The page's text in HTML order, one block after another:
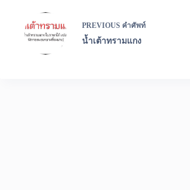
PREVIOUS คำศัพท์
น้ำเต้าทรามแกง